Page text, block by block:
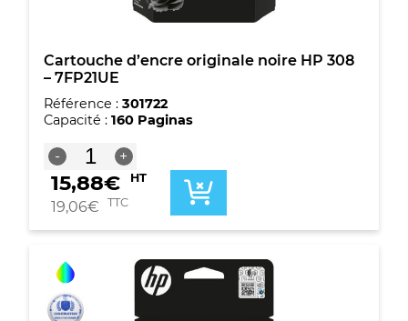
Cartouche d’encre originale noire HP 308
– 7FP21UE
Référence : 301722
Capacité : 160 Paginas
-
quantité
de
Cartouche
d'encre
noire
308
-
7FP21UE
+
15,88€ HT
19,06€ TTC